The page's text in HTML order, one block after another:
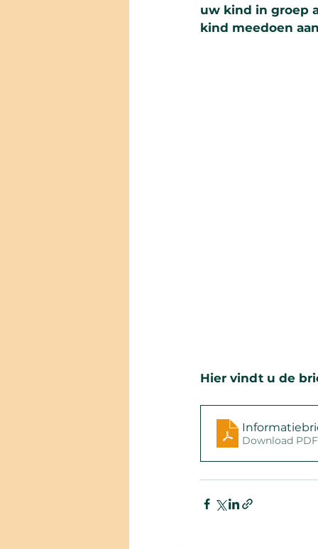
uw kind in groep
kind meedoen
Hier vindt u de
Download PDF